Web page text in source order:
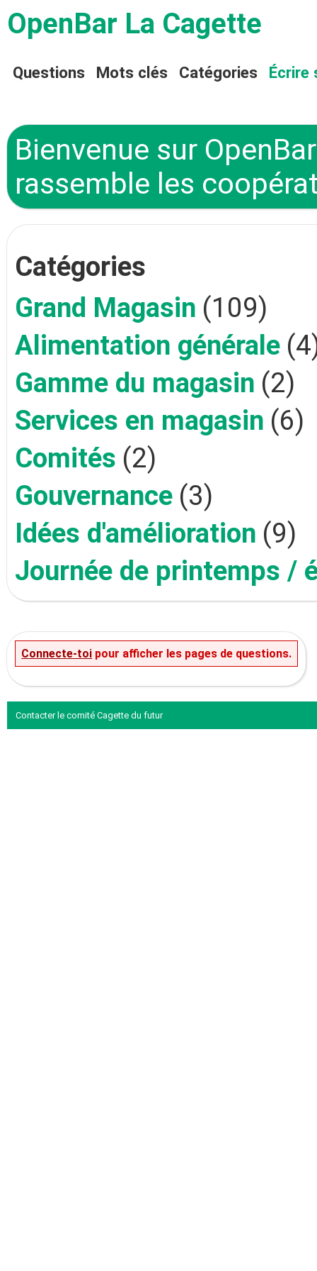
OpenBar La Cagette
Questions Mots clés Catégories Écrire
Bienvenue sur
rassemble les
Catégories
Grand Magasin (109)
Alimentation générale
Gamme du magasin (2)
Services en magasin (6)
Comités (2)
Gouvernance (3)
Idées d'amélioration (9)
Journée de printemps /
Connecte-toi pour afficher les pages de questions.
Contacter le comité Cagette du futur